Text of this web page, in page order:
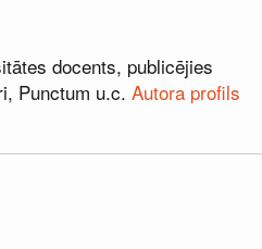
docents, publicējies
Punctum u.c. Autora profils